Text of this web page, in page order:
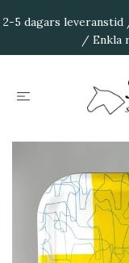
2-5 dagars
/ Enkla